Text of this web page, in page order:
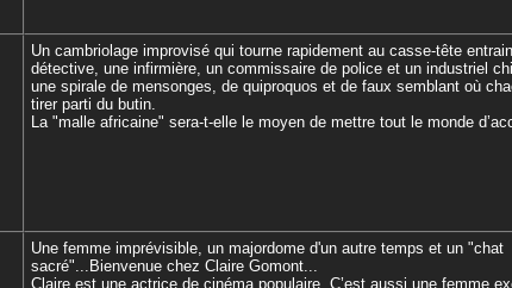
Un cambriolage improvisé qui tourne rapidement au casse-tête
détective, une infirmière, un commissaire de police et un industriel
une spirale de mensonges, de quiproquos et de faux semblant où
tirer parti du butin.
La "malle africaine" sera-t-elle le moyen de mettre tout le monde
Une femme imprévisible, un majordome d'un autre temps et un "chat
sacré"...Bienvenue chez Claire Gomont...
Claire est une actrice de cinéma populaire. C’est aussi une femme